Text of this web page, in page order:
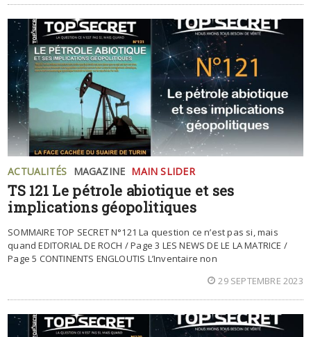
ACTUALITÉS MAGAZINE MAIN SLIDER
TS 121 Le pétrole abiotique et ses
implications géopolitiques
SOMMAIRE TOP SECRET N°121 La question ce n’est pas si, mais
quand EDITORIAL DE ROCH / Page 3 LES NEWS DE LE LA MATRICE /
Page 5 CONTINENTS ENGLOUTIS L’Inventaire non
29 SEPTEMBRE 2023